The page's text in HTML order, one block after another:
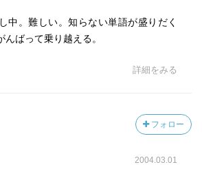
です。英検本番の文も入っているよう
は例文が難しいと学習スピードが落ち
っている例文の方がいいので、用途次
ますのでなんとも言えません。私はこ
た苦い思い出がありますので悪い点と
中。難しい。知らない単語が盛りだく
ばって乗り越える。
詳細をみる
フォロー
2004.03.01